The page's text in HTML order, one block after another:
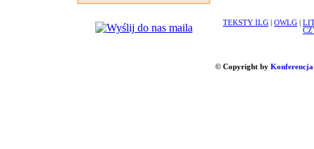
TEKSTY ILG OWLG
© Copyright by Konferencja